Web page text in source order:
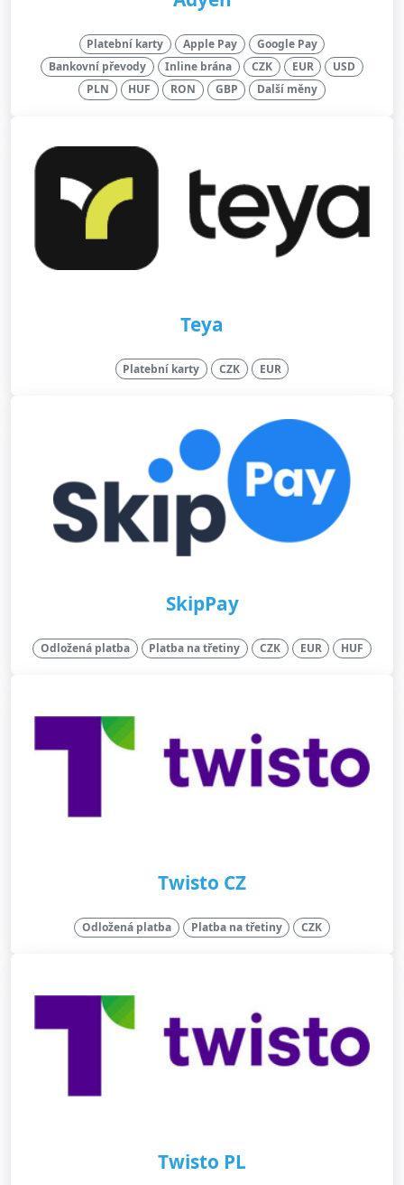
Platební karty Apple Pay
Google Pay
Bankovní převody
Inline brána CZK EUR
USD
PLN
HUF RON GBP Další měny
Teya
Platební karty CZK EUR
SkipPay
Odložená platba Platba na třetiny CZK EUR HUF
Twisto CZ
Odložená platba Platba na třetiny CZK
Twisto PL